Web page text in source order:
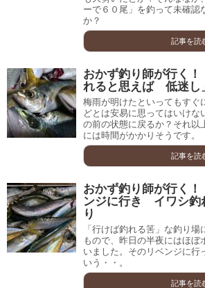
ーで６０尾」を釣って未確認
か？
記事を読
おかず釣り師が行く
れると思えば 低迷し
梅雨が明けたといってもすぐ
どとは安易に思ってはいけな
の前の状態に戻るか？それ以
には時間がかかりそうです。
記事を読
おかず釣り師が行く
ンジに行き イワシ釣
り
「行けば釣れる筈」な釣り
もので、昨日の半夜にはほぼ
いました。そのリベンジに行
いう・・。
記事を読